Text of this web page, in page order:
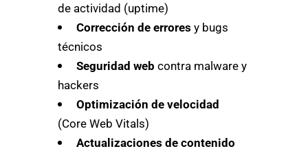
de actividad (uptime)
Corrección de errores y bugs
técnicos
Seguridad web contra malware y
hackers
Optimización de velocidad
(Core Web Vitals)
Actualizaciones de contenido